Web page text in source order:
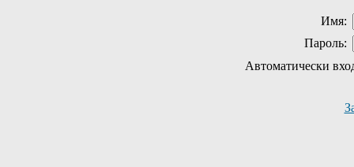
Имя:
Пароль:
Автоматически